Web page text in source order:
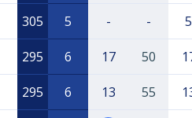
305 5 - - 5
295 6 17 50
295 6 13 55